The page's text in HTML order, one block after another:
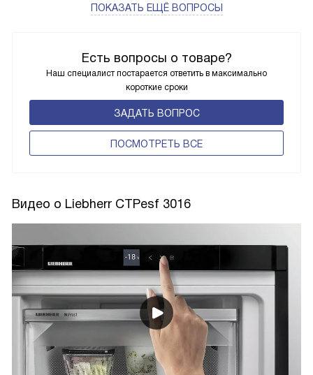
Есть вопросы о товаре?
Наш специалист постарается ответить в максимально
короткие сроки
ЗАДАТЬ ВОПРОС
ПОCМОТРЕТЬ ВСЕ
ПОКАЗАТЬ ЕЩЁ ВОПРОСЫ
Видео о Liebherr CTPesf 3016